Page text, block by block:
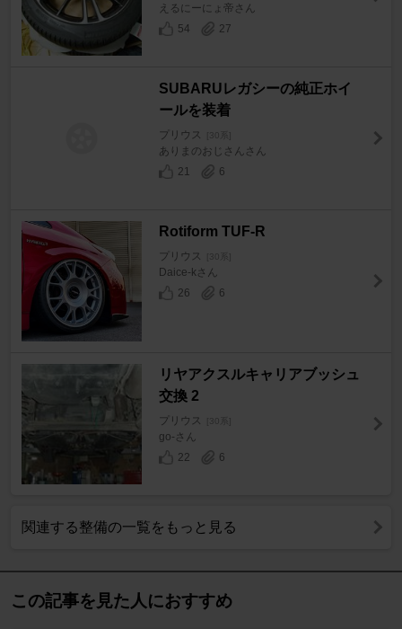
えるにーにょ帝さん
54
27
SUBARUレガシーの純正ホイ
ールを装着
プリウス [30系]
ありまのおじさんさん
21
6
Rotiform TUF-R
プリウス [30系]
Daice-kさん
26
6
リヤアクスルキャリアブッシュ
交換 2
プリウス [30系]
go-さん
22
6
関連する整備の一覧をもっと見る
この記事を見た人におすすめ